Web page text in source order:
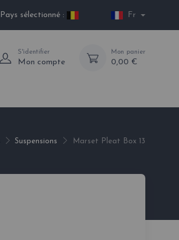
Pays sélectionné : Fr
S'identifier
Mon compte
Mon panier
0,00 €
Suspensions Marset Pleat Box 13